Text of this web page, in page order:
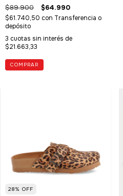
$89.900 $64.990
$61.740,50 con Transferencia o
depósito
3 cuotas sin interés de
$21.663,33
COMPRAR
28% OFF